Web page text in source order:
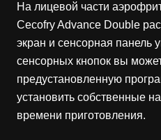
На лицевой части
Cecofry Advance Double
экран и сенсорная
сенсорных кнопок вы
предустановленную
установить собственные
времени приготовления.